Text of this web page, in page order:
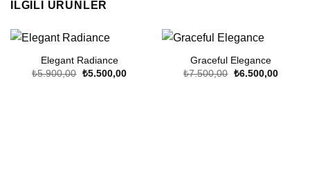
İLGILI ÜRÜNLER
Elegant Radiance
₺5.900,00 Orijinal
₺5.500,00Şu
Graceful Elegance
₺7.500,00 Orijinal
₺6.500,00Şu